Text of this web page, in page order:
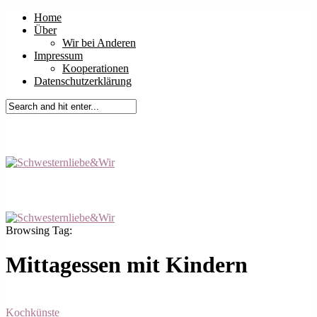
Home
Über
Wir bei Anderen
Impressum
Kooperationen
Datenschutzerklärung
Browsing Tag:
Mittagessen mit Kindern
Kochkünste